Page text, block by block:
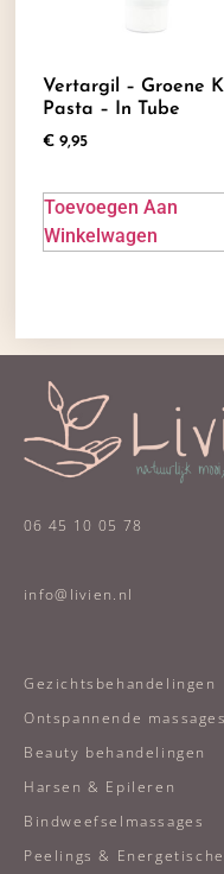
Vertargil – Groene
Pasta – In Tube
€ 9,95
Toevoegen Aan
Winkelwagen
06 45 10 05 78
info@livien.nl
Gezichtsbehandelingen
Ontspannende massages
Beauty behandelingen
Harsen & Epileren
Bindweefselmassages
Peelings &